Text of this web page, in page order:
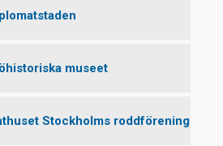
museet
Stockholms roddförening